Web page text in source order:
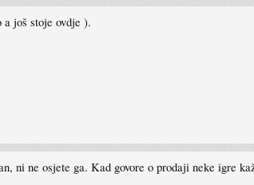
još stoje ovdje ).
ni ne osjete ga. Kad govore o prodaji neke igre